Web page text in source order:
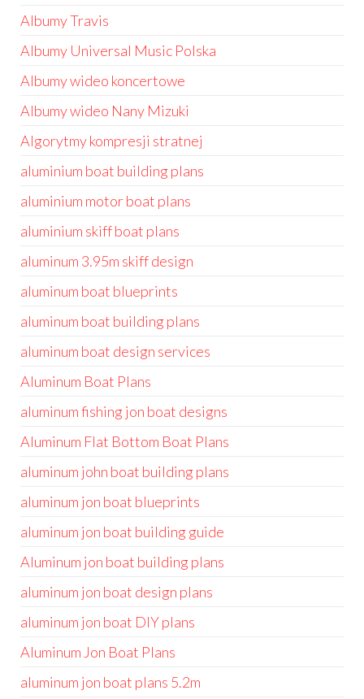
Albumy Travis
Albumy Universal Music Polska
Albumy wideo koncertowe
Albumy wideo Nany Mizuki
Algorytmy kompresji stratnej
aluminium boat building plans
aluminium motor boat plans
aluminium skiff boat plans
aluminum 3.95m skiff design
aluminum boat blueprints
aluminum boat building plans
aluminum boat design services
Aluminum Boat Plans
aluminum fishing jon boat designs
Aluminum Flat Bottom Boat Plans
aluminum john boat building plans
aluminum jon boat blueprints
aluminum jon boat building guide
Aluminum jon boat building plans
aluminum jon boat design plans
aluminum jon boat DIY plans
Aluminum Jon Boat Plans
aluminum jon boat plans 5.2m